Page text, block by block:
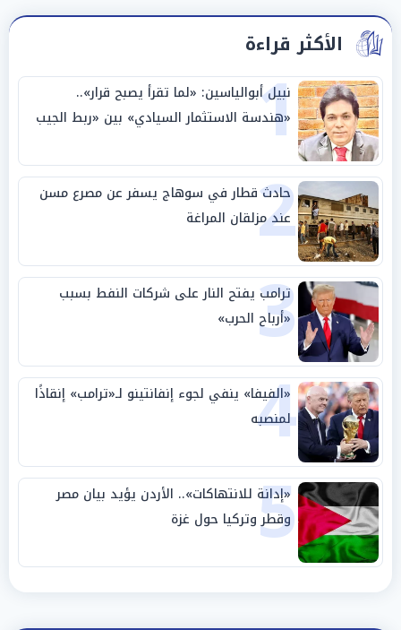
الأكثر قراءة
1
نبيل أبوالياسين: «لما تقرأ يصبح قرار»..
«هندسة الاستثمار السيادي» بين «ربط الجيب
بالوطن» و«سيادة الكلمة»
2
حادث قطار في سوهاج يسفر عن مصرع مسن
عند مزلقان المراغة
3
ترامب يفتح النار على شركات النفط بسبب
«أرباح الحرب»
4
«الفيفا» ينفي لجوء إنفانتينو لـ«ترامب» إنقاذًا
لمنصبه
5
«إدانة للانتهاكات».. الأردن يؤيد بيان مصر
وقطر وتركيا حول غزة